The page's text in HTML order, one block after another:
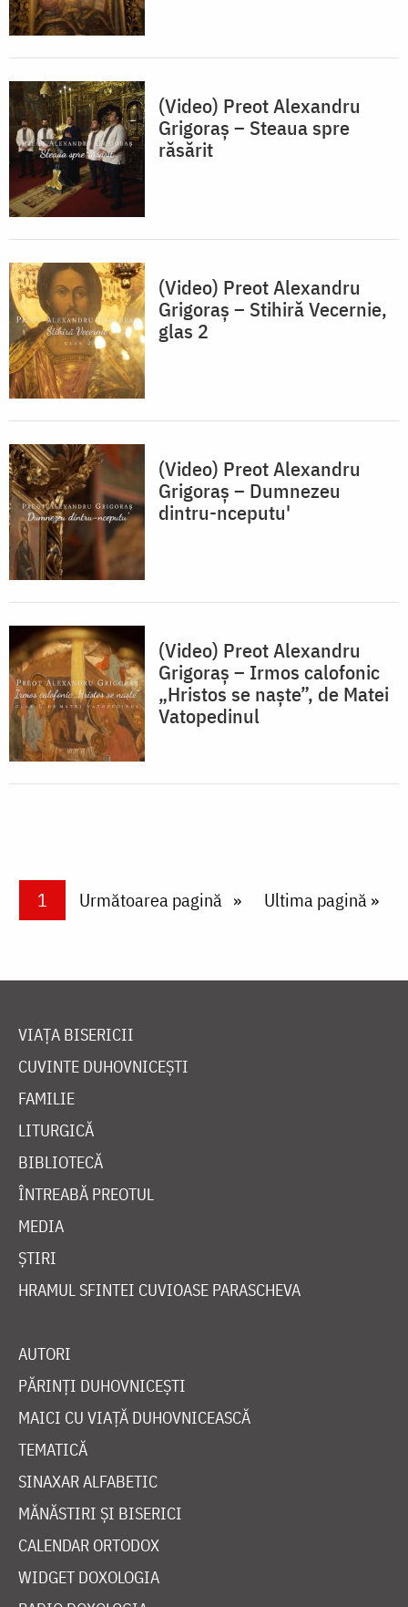
(Video) Preot Alexandru
Grigoraș – Steaua spre
răsărit
(Video) Preot Alexandru
Grigoraș – Stihiră Vecernie,
glas 2
(Video) Preot Alexandru
Grigoraș – Dumnezeu
dintru-nceputu'
(Video) Preot Alexandru
Grigoraș – Irmos calofonic
„Hristos se naște”, de Matei
Vatopedinul
PaginareCurrent page
1 Next page
Următoarea pagină Last page
Ultima pagină »
VIAȚA BISERICII
CUVINTE DUHOVNICEȘTI
FAMILIE
LITURGICĂ
BIBLIOTECĂ
ÎNTREABĂ PREOTUL
MEDIA
ȘTIRI
HRAMUL SFINTEI CUVIOASE PARASCHEVA
AUTORI
PĂRINȚI DUHOVNICEȘTI
MAICI CU VIAȚĂ DUHOVNICEASCĂ
TEMATICĂ
SINAXAR ALFABETIC
MĂNĂSTIRI ȘI BISERICI
CALENDAR ORTODOX
WIDGET DOXOLOGIA